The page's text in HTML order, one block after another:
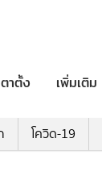
ตาตั้ง เพิ่มเติม
โควิด-19